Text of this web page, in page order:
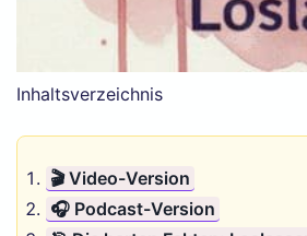
Inhaltsverzeichnis
🎬 Video-Version
🎧 Podcast-Version